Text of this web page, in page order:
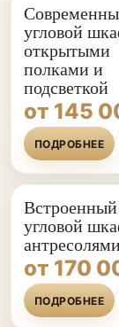
угловой
открытыми
полками и
подсветкой
от 145
ПОДРОБНЕЕ
Встроенный
угловой
от 170
ПОДРОБНЕЕ